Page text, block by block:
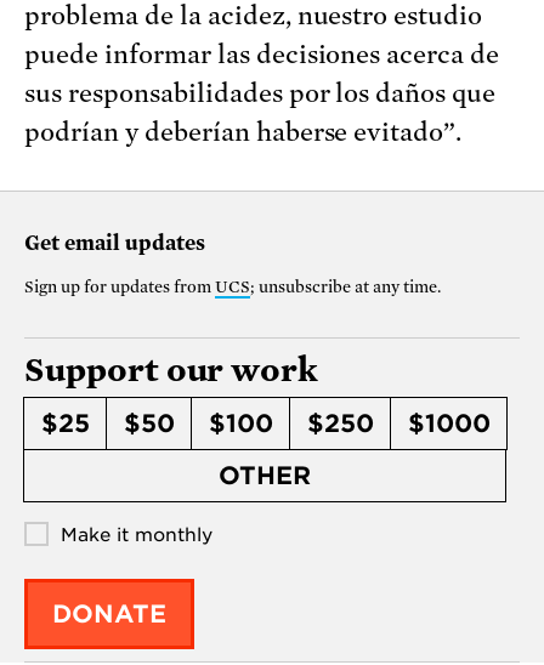
problema de la acidez, nuestro estudio
puede informar las decisiones acerca de
sus responsabilidades por los daños que
podrían y deberían haberse evitado”.
Get email updates
Sign up for updates from UCS; unsubscribe at any time.
Support our work
$25 $50 $100 $250
$1000
OTHER
Make it monthly
DONATE